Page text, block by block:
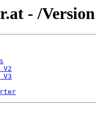
- /
V2
V3